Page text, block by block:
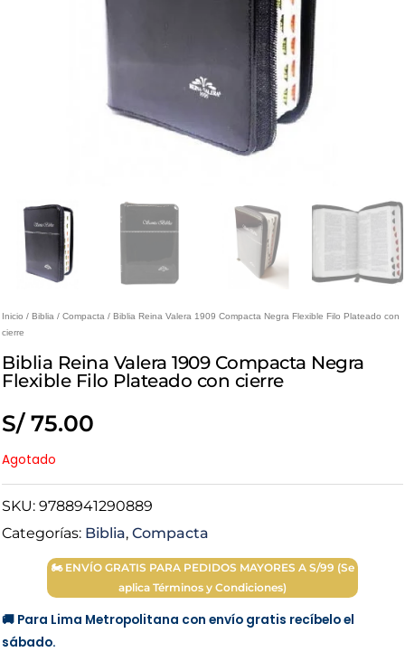
Inicio / Biblia / Compacta / Biblia Reina Valera 1909 Compacta Negra Flexible Filo Plateado con
cierre
Biblia Reina Valera 1909 Compacta Negra
Flexible Filo Plateado con cierre
S/75.00
Agotado
SKU: 9788941290889
Categorías: Biblia, Compacta
🏍 ENVÍO GRATIS PARA PEDIDOS MAYORES A S/99 (Se
aplica Términos y Condiciones)
🚚 Para Lima Metropolitana con envío gratis recíbelo el
sábado.